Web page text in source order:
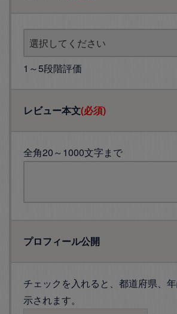
1～5段階評価
レビュー本文(必須)
全角20～1000文字まで
プロフィール公開
チェックを入れると、都道府県、
示されます。